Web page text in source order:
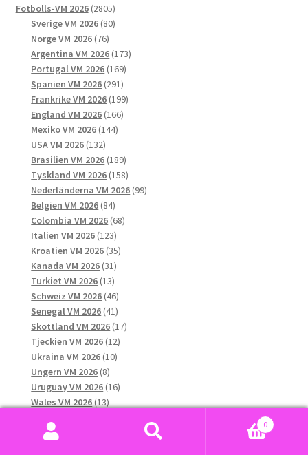
Fotbolls-VM 2026 28052805
produkter
Sverige VM 2026 8080
Norge VM 2026 7676
produkter
Argentina VM 2026 173173
Portugal VM 2026 169169
Spanien VM 2026 291291
produkter
Frankrike VM 2026 199199
England VM 2026 166166
Mexiko VM 2026 144144
USA VM 2026 132132
produkter
Brasilien VM 2026 189189
produkter
Tyskland VM 2026 158158
produkter
Nederländerna VM 2026 9999
Belgien VM 2026 8484
produkter
Colombia VM 2026 6868
Italien VM 2026 123123
produkter
Kroatien VM 2026 3535
Kanada VM 2026 3131
produkter
Turkiet VM 2026 1313
produkter
Schweiz VM 2026 4646
produkter
Senegal VM 2026 4141
produkter
Skottland VM 2026 1717
Tjeckien VM 2026 1212
Ukraina VM 2026 1010
Ungern VM 2026 88
produkter
Uruguay VM 2026 1616
Wales VM 2026 1313
produkter
Algeriet VM 2026
0